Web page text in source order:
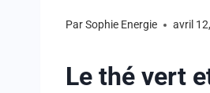
ParSophie Energie avril
Le thé vert